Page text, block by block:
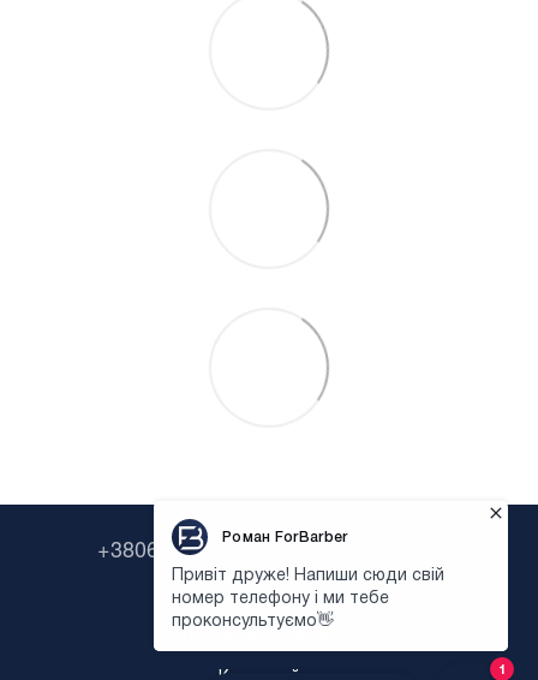
+380638322646 +380673954135
Контактная информация
Полная версия сайта
Карта сайта